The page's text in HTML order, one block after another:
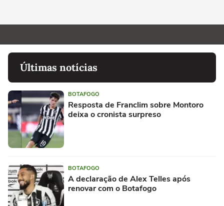
Últimas notícias
BOTAFOGO
Resposta de Franclim sobre Montoro
deixa o cronista surpreso
BOTAFOGO
A declaração de Alex Telles após
renovar com o Botafogo